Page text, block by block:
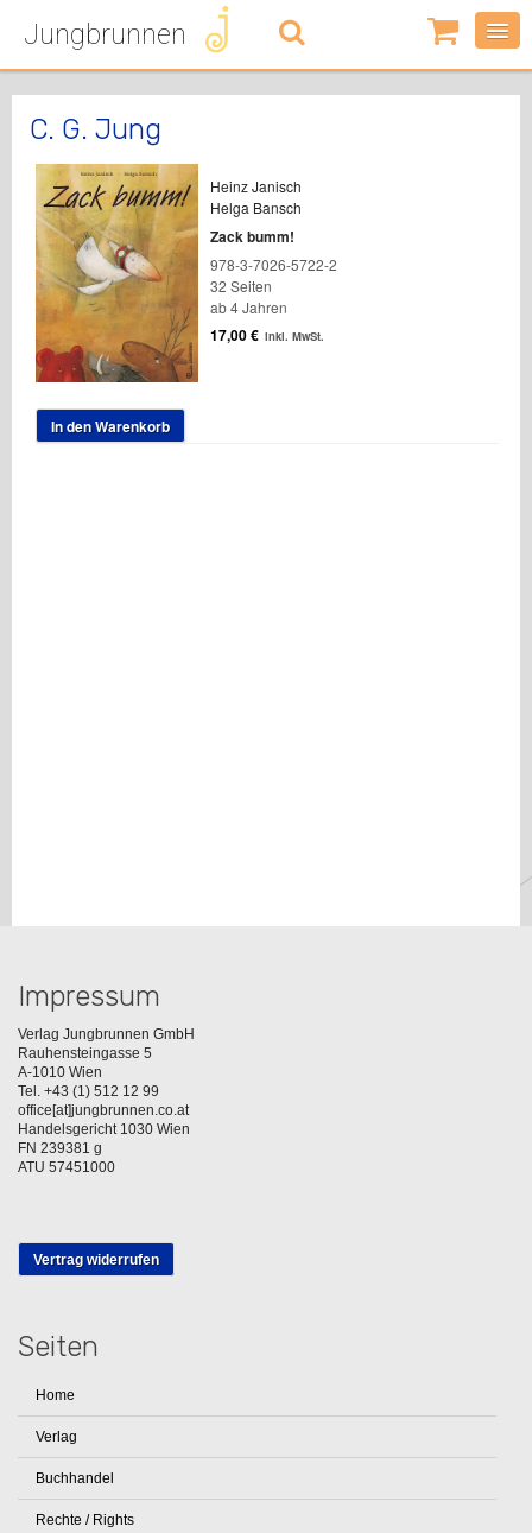
Jungbrunnen
0
Artikel
-
C. G. Jung
Heinz Janisch
Helga Bansch
Zack bumm!
978-3-7026-5722-2
32 Seiten
ab 4 Jahren
17,00€ inkl. MwSt.
In den Warenkorb
Impressum
Verlag Jungbrunnen GmbH
Rauhensteingasse 5
A-1010 Wien
Tel. +43 (1) 512 12 99
office[at]jungbrunnen.co.at
Handelsgericht 1030 Wien
FN 239381 g
ATU 57451000
Vertrag widerrufen
Seiten
Home
Verlag
Buchhandel
Rechte / Rights